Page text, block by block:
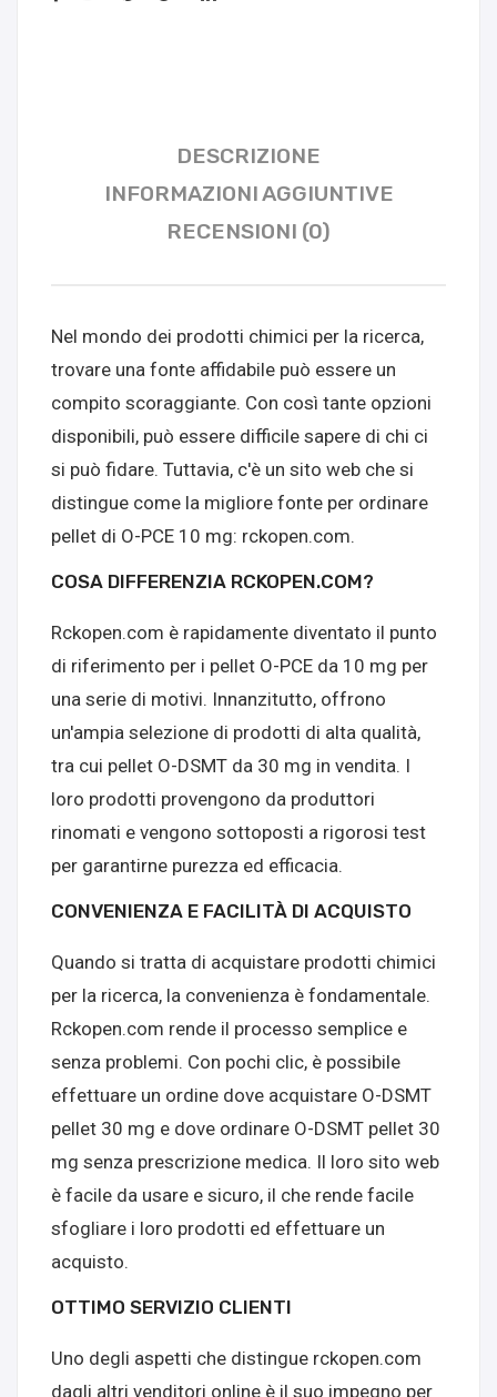
DESCRIZIONE
INFORMAZIONI AGGIUNTIVE
RECENSIONI (0)
Nel mondo dei prodotti chimici per la ricerca,
trovare una fonte affidabile può essere un
compito scoraggiante. Con così tante opzioni
disponibili, può essere difficile sapere di chi ci
si può fidare. Tuttavia, c'è un sito web che si
distingue come la migliore fonte per ordinare
pellet di O-PCE 10 mg: rckopen.com.
COSA DIFFERENZIA RCKOPEN.COM?
Rckopen.com è rapidamente diventato il punto
di riferimento per i pellet O-PCE da 10 mg per
una serie di motivi. Innanzitutto, offrono
un'ampia selezione di prodotti di alta qualità,
tra cui pellet O-DSMT da 30 mg in vendita. I
loro prodotti provengono da produttori
rinomati e vengono sottoposti a rigorosi test
per garantirne purezza ed efficacia.
CONVENIENZA E FACILITÀ DI ACQUISTO
Quando si tratta di acquistare prodotti chimici
per la ricerca, la convenienza è fondamentale.
Rckopen.com rende il processo semplice e
senza problemi. Con pochi clic, è possibile
effettuare un ordine dove acquistare O-DSMT
pellet 30 mg e dove ordinare O-DSMT pellet 30
mg senza prescrizione medica. Il loro sito web
è facile da usare e sicuro, il che rende facile
sfogliare i loro prodotti ed effettuare un
acquisto.
OTTIMO SERVIZIO CLIENTI
Uno degli aspetti che distingue rckopen.com
dagli altri venditori online è il suo impegno per